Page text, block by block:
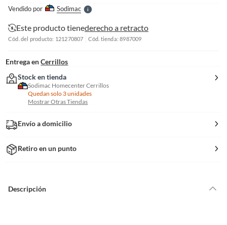
Vendido por SodimacS
Este producto tienederecho a retracto
Cód. del producto: 121270807 Cód. tienda: 8987009
Entrega en Cerrillos
Stock en tienda
Sodimac Homecenter Cerrillos
Quedan solo 3 unidades
Mostrar Otras Tiendas
Envío a domicilio
Retiro en un punto
Descripción